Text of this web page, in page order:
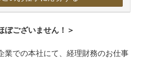
ぼございません！＞
での本社にて、経理財務のお仕事